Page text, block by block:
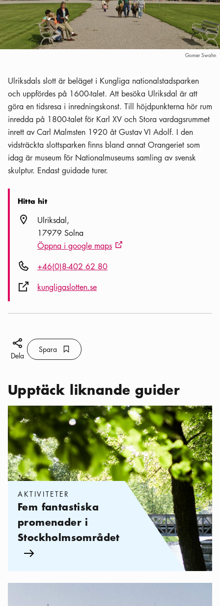
Gomer Swahn
Ulriksdals slott är beläget i Kungliga nationalstadsparken
och uppfördes på 1600-talet. Att besöka Ulriksdal är att
göra en tidsresa i inredningskonst. Till höjdpunkterna hör rum
inredda på 1800-talet för Karl XV och Stora vardagsrummet
inrett av Carl Malmsten 1920 åt Gustav VI Adolf. I den
vidsträckta slottsparken finns bland annat Orangeriet som
idag är museum för Nationalmuseums samling av svensk
skulptur. Endast guidade turer.
Hitta hit
Plats ikonUlriksdal
17979 Solna
Öppna i google maps Extern ikon
Telefon ikon+46(0)8-402 62 80
Extern ikonkungligaslotten.se
Dela ikon
Dela
Spara Bokmärke ikon
Spara
Upptäck liknande guider
Kategorier:Aktiviteter, Fem fantastiska promenader i
AKTIVITETER
Fem fantastiska
promenader i
Stockholmsområdet
Pil ikon